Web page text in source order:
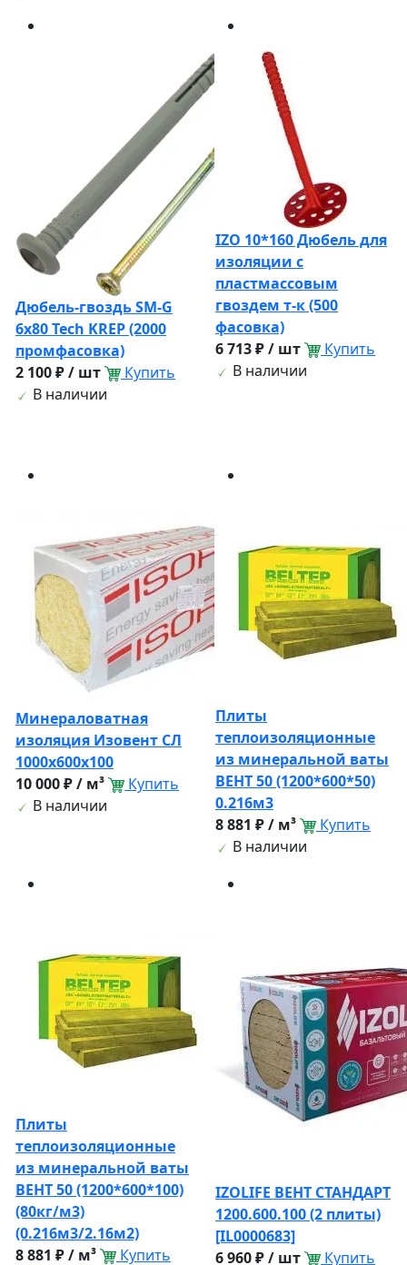
Дюбель-гвоздь SM-G
6x80 Tech KREP (2000
промфасовка)
2 100 ₽ / шт
Купить
В наличии
IZO 10*160 Дюбель для
изоляции с
пластмассовым
гвоздем т-к (500
фасовка)
6 713 ₽ / шт
Купить
В наличии
Минераловатная
изоляция Изовент СЛ
1000х600х100
10 000 ₽ / м³
Купить
В наличии
Плиты
теплоизоляционные
из минеральной ваты
ВЕНТ 50 (1200*600*50)
0.216м3
8 881 ₽ / м³
Купить
В наличии
Плиты
теплоизоляционные
из минеральной ваты
ВЕНТ 50 (1200*600*100)
(80кг/м3)
(0.216м3/2.16м2)
8 881 ₽ / м³
Купить
IZOLIFE ВЕНТ СТАНДАРТ
1200.600.100 (2 плиты)
[IL0000683]
6 960 ₽ / шт
Купить